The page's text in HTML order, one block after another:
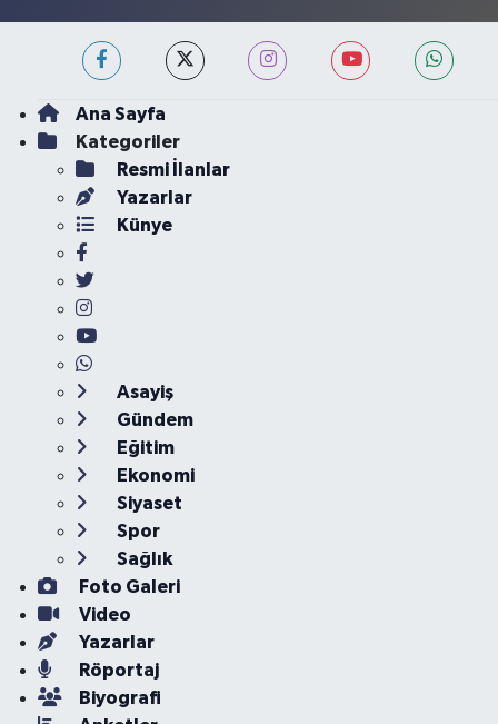
Ana Sayfa
Kategoriler
Resmi İlanlar
Yazarlar
Künye
Asayiş
Gündem
Eğitim
Ekonomi
Siyaset
Spor
Sağlık
Foto Galeri
Video
Yazarlar
Röportaj
Biyografi